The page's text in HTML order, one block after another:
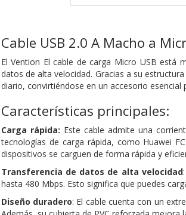
Cable USB 2.0 A Macho a
El Vention El cable de carga Micro USB está
datos de alta velocidad. Gracias a su
diario, convirtiéndose en un accesorio
Características principales:
Carga rápida: Este cable admite una
tecnologías de carga rápida, como Huawei
dispositivos se carguen de forma rápida y
Transferencia de datos de alta velocidad
hasta 480 Mbps. Esto significa que puedes
Diseño duradero: El cable cuenta con un